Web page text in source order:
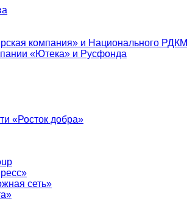
компания» и Национального РДКМ
«Ютека» и Русфонда
«Росток добра»
сеть»